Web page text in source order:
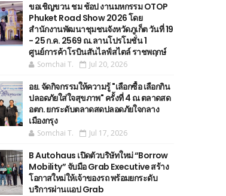
ขอเชิญขวน ชม ช้อป งานมหกรรม OTOP
Phuket Road Show 2026 โดย
สำนักงานพัฒนาชุมชนจังหวัดภูเก็ต วันที่ 19
- 25 ก.ค. 2569 ณ.ลานโปรโมชั่น 1
ศูนย์การค้าโรบินสันไลฟ์สไตล์ ราชพฤกษ์
Somchai T. Jul 20, 2026
อย. จัดกิจกรรมให้ความรู้ "เลือกซื้อ เลือกกิน
ปลอดภัยใส่ใจสุขภาพ" ครั้งที่ 4 ณ ตลาดสด
อตก. ยกระดับตลาดสดปลอดภัยใจกลาง
เมืองกรุง
Somchai T. Jul 17, 2026
B Autohaus เปิดตัวบริษัทใหม่ “Borrow
Mobility” จับมือ Grab Executive สร้าง
โอกาสใหม่ให้เจ้าของรถ พร้อมยกระดับ
บริการผ่านแอป Grab